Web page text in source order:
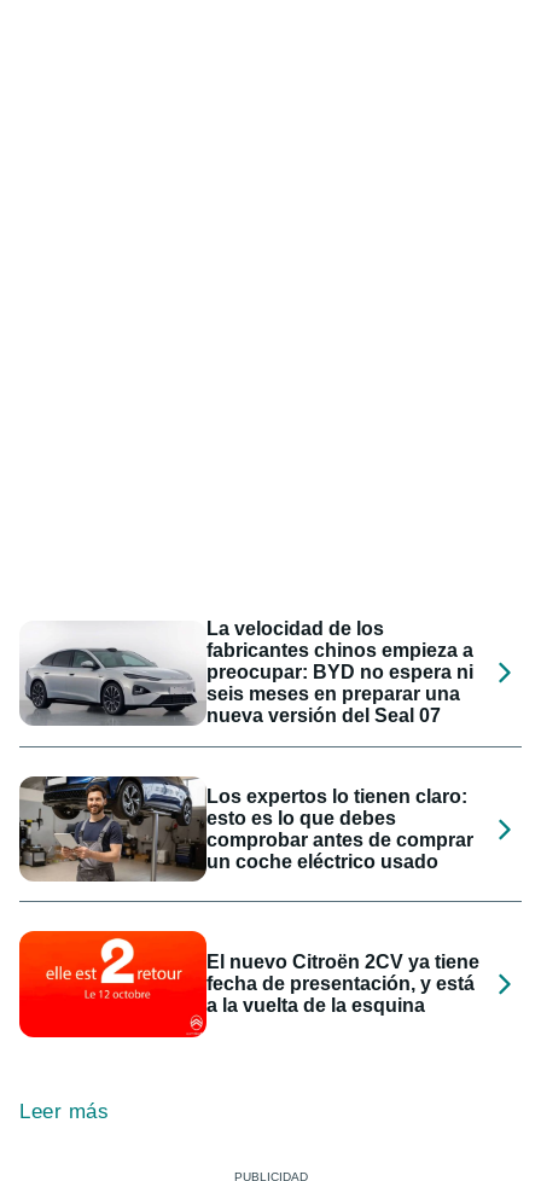
La velocidad de los
fabricantes chinos empieza a
preocupar: BYD no espera ni
seis meses en preparar una
nueva versión del Seal 07
Los expertos lo tienen claro:
esto es lo que debes
comprobar antes de comprar
un coche eléctrico usado
El nuevo Citroën 2CV ya tiene
fecha de presentación, y está
a la vuelta de la esquina
Leer más